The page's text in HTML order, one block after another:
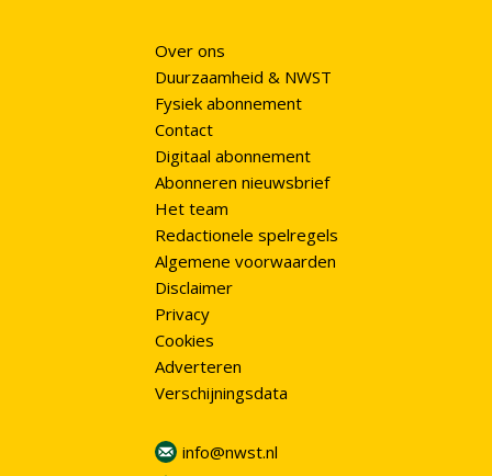
Over ons
Duurzaamheid & NWST
Fysiek abonnement
Contact
Digitaal abonnement
Abonneren nieuwsbrief
Het team
Redactionele spelregels
Algemene voorwaarden
Disclaimer
Privacy
Cookies
Adverteren
Verschijningsdata
info@nwst.nl